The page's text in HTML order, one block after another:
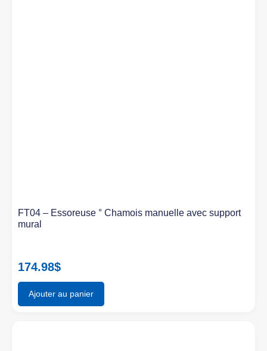
FT04 – Essoreuse ° Chamois manuelle avec support
mural
174.98$
Ajouter au panier